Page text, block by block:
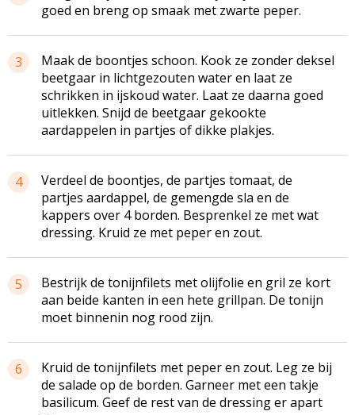
goed en breng op smaak met zwarte peper.
3
Maak de boontjes schoon. Kook ze zonder deksel
beetgaar in lichtgezouten water en laat ze
schrikken in ijskoud water. Laat ze daarna goed
uitlekken. Snijd de beetgaar gekookte
aardappelen in partjes of dikke plakjes.
4
Verdeel de boontjes, de partjes tomaat, de
partjes aardappel, de gemengde sla en de
kappers over 4 borden. Besprenkel ze met wat
dressing. Kruid ze met peper en zout.
5
Bestrijk de tonijnfilets met olijfolie en gril ze kort
aan beide kanten in een hete grillpan. De tonijn
moet binnenin nog rood zijn.
6
Kruid de tonijnfilets met peper en zout. Leg ze bij
de salade op de borden. Garneer met een takje
basilicum. Geef de rest van de dressing er apart